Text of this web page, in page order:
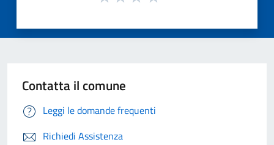
Contatta il comune
Leggi le domande frequenti
Richiedi Assistenza